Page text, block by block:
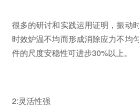
很多的研讨和实践运用证明，振动
时效炉温不均而形成消除应力不均
件的尺度安稳性可进步30%以上。
2:灵活性强